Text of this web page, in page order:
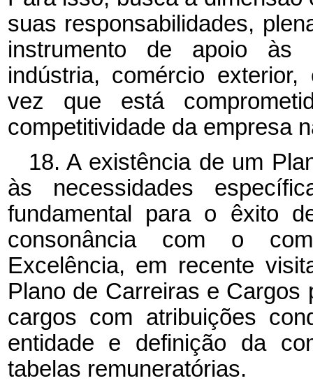
suas responsabilidades,
instrumento de apoio às
indústria, comércio
vez que está
competitividade da empresa
18. A existência de um
às necessidades
fundamental para o êxito
consonância com o
Excelência, em recente
Plano de Carreiras e
cargos com atribuições
entidade e definição da
tabelas remuneratórias.